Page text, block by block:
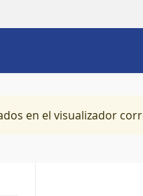
en el visualizador